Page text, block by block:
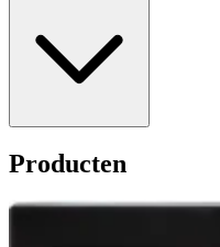
Producten